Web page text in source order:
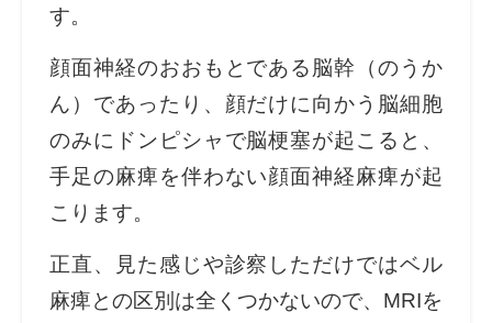
す。
顔面神経のおおもとである脳幹（のうか
ん）であったり、顔だけに向かう脳細胞
のみにドンピシャで脳梗塞が起こると、
手足の麻痺を伴わない顔面神経麻痺が起
こります。
正直、見た感じや診察しただけではベル
麻痺との区別は全くつかないので、MRIを